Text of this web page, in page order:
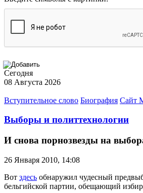
Сегодня
08 Августа 2026
Вступительное слово Биография Сайт
Выборы и политтехнологии
И снова порнозвезды на
26 Января 2010, 14:08
Вот здесь обнаружил чудесный
бельгийской партии, обещающий